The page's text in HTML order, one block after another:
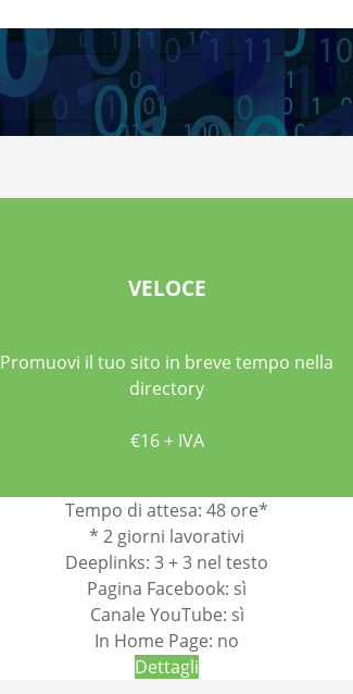
VELOCE
Promuovi il tuo sito in breve tempo nella
directory
€16 + IVA
Tempo di attesa: 48 ore*
* 2 giorni lavorativi
Deeplinks: 3 + 3 nel testo
Pagina Facebook: sì
Canale YouTube: sì
In Home Page: no
Dettagli